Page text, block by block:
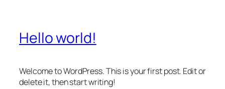
Hello world!
Welcome to WordPress. This is your first post. Edit or
delete it, then start writing!